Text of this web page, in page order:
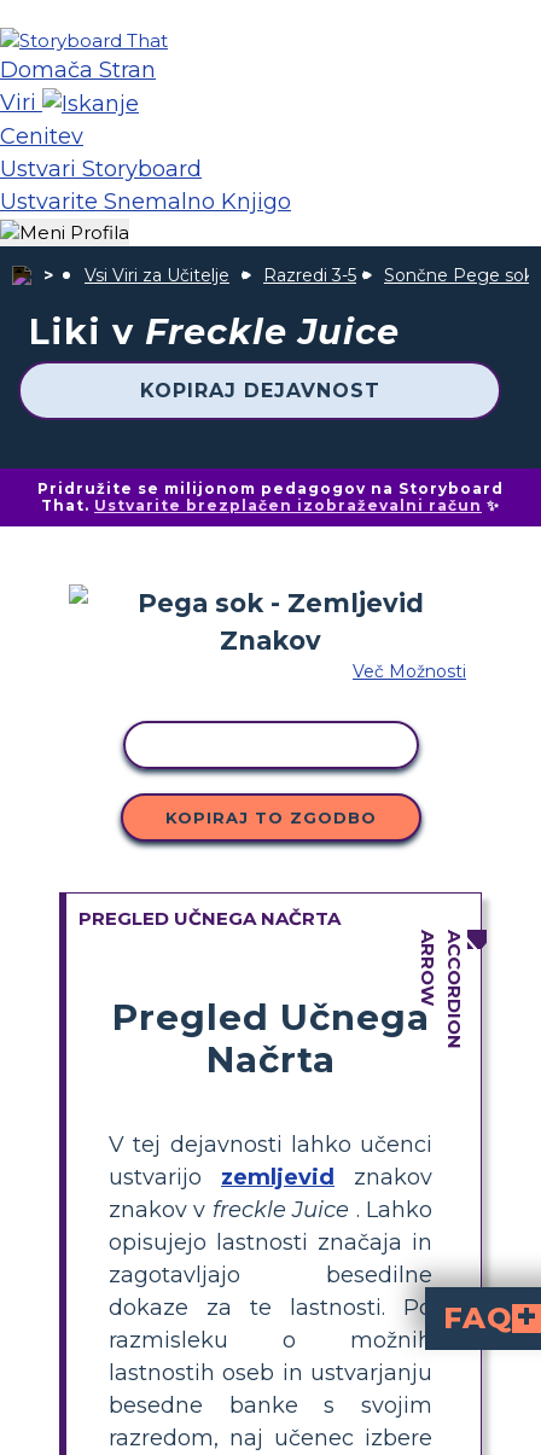
Domača Stran
Viri
Cenitev
Ustvari Storyboard
Ustvarite Snemalno Knjigo
Vsi Viri za Učitelje Razredi 3-5 Sončne Pege sok
Liki v Freckle Juice
KOPIRAJ DEJAVNOST
Pridružite se milijonom pedagogov na Storyboard
That. Ustvarite brezplačen izobraževalni račun ✨
Več Možnosti
KOPIRAJ TO ZGODBO
PREGLED UČNEGA NAČRTA
Pregled Učnega
Načrta
V tej dejavnosti lahko učenci
ustvarijo zemljevid
znakov
znakov v freckle Juice . Lahko
opisujejo lastnosti značaja in
zagotavljajo besedilne
dokaze za te lastnosti. Po
razmisleku o možnih
lastnostih oseb in ustvarjanju
besedne banke s svojim
razredom, naj učenec izbere
FAQ